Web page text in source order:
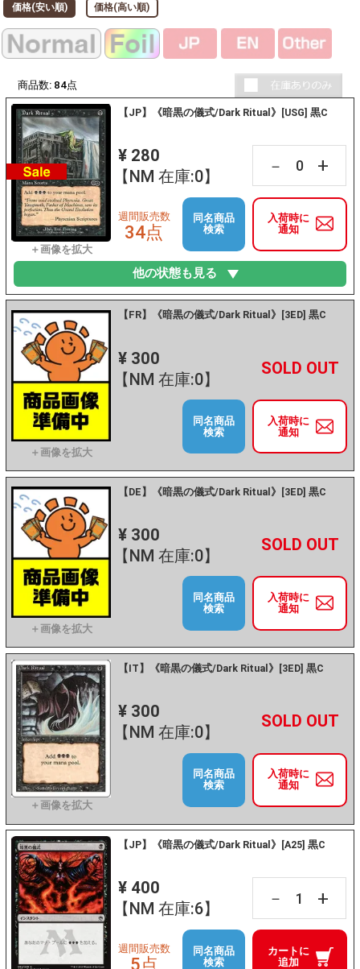
価格(安い順) 価格(高い順)
商品数: 84点
【JP】《暗黒の儀式/Dark Ritual》[USG] 黒C
¥ 280
【NM 在庫:0】
－ +
入荷時に
通知
週間販売数
34点
同名商品
検索
他の状態も見る
【FR】《暗黒の儀式/Dark Ritual》[3ED] 黒C
¥ 300
【NM 在庫:0】
－ +
入荷時に
通知
同名商品
検索
【DE】《暗黒の儀式/Dark Ritual》[3ED] 黒C
¥ 300
【NM 在庫:0】
－ +
入荷時に
通知
同名商品
検索
【IT】《暗黒の儀式/Dark Ritual》[3ED] 黒C
¥ 300
【NM 在庫:0】
－ +
入荷時に
通知
同名商品
検索
【JP】《暗黒の儀式/Dark Ritual》[A25] 黒C
¥ 400
【NM 在庫:6】
－ +
カートに
追加
週間販売数
5点
同名商品
検索